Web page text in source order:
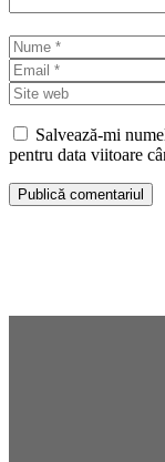
Nume
Salvează-mi
pentru data viitoare